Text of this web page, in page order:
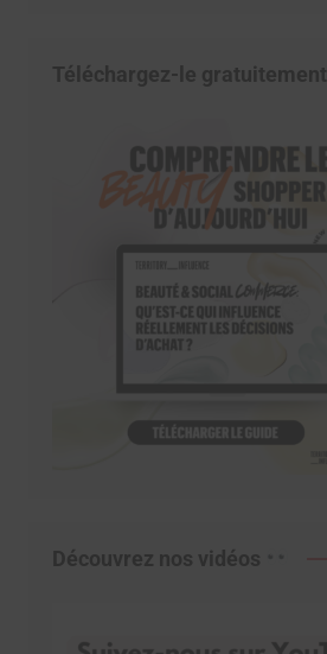
Téléchargez-le gratuitement
Découvrez nos vidéos